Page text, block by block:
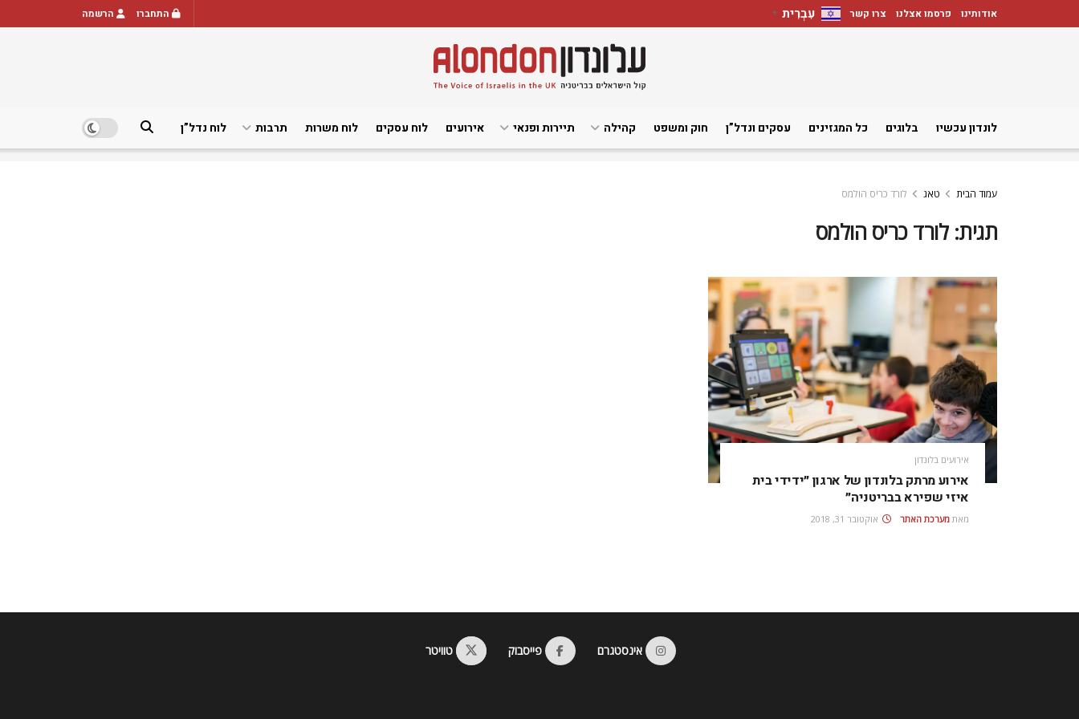
אודותינו פרסמו אצלנו צרו קשר עִבְרִית ▼ התחברו הרשמה
לונדון עכשיו בלוגים כל המגזינים עסקים ונדל”ן חוק ומשפט קהילה תיירות ופנאי אירועים לוח עסקים לוח משרות תרבות לוח נדל”ן
עמוד הבית טאג לורד כריס הולמס
תגית:לורד כריס הולמס
אירועים בלונדון
אירוע מרתק בלונדון של ארגון ״ידידי בית
איזי שפירא בבריטניה״
מאת מערכת האתר אוקטובר 31, 2018
אינסטגרם פייסבוק טוויטר